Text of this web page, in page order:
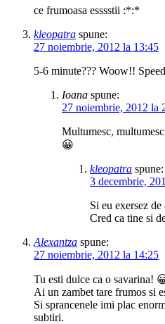
ce frumoasa esssstii :*:*
kleopatra spune:
27 noiembrie, 2012 la 13:45
5-6 minute??? Woow!!
Ioana spune:
27 noiembrie, 2012 la
Multumesc,
😀
kleopatra spune:
3 decembrie,
Si eu exersez
Cred ca tine si
Alexantza spune:
27 noiembrie, 2012 la 14:25
Tu esti dulce ca o savarina!
Ai un zambet tare frumos si
Si sprancenele imi plac
subtiri.